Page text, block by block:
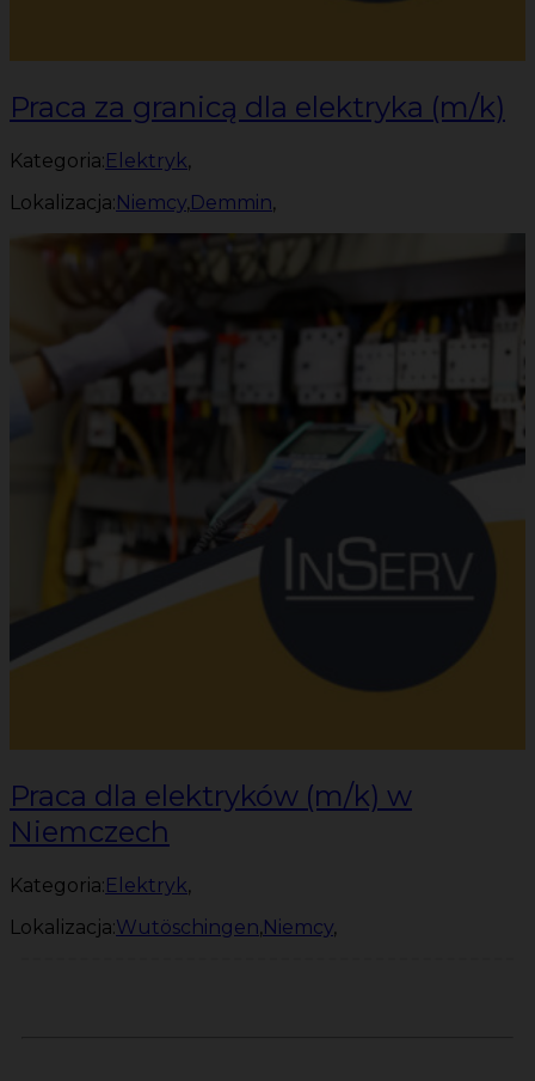
Praca za granicą dla elektryka (m/k)
Kategoria:Elektryk,
Lokalizacja:Niemcy,Demmin,
Praca dla elektryków (m/k) w
Niemczech
Kategoria:Elektryk,
Lokalizacja:Wutöschingen,Niemcy,